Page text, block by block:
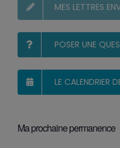
MES LETTRES
POSER UNE
LE CALENDRIER
Ma prochaine permanence